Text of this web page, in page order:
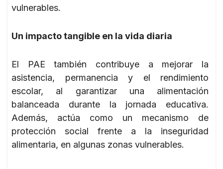
vulnerables.
Un impacto tangible en la vida diaria
El PAE también contribuye a mejorar la
asistencia, permanencia y el rendimiento
escolar, al garantizar una alimentación
balanceada durante la jornada educativa.
Además, actúa como un mecanismo de
protección social frente a la inseguridad
alimentaria, en algunas zonas vulnerables.